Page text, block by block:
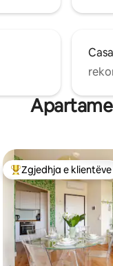
Më të mirat e
Zgjedhja e klientëve